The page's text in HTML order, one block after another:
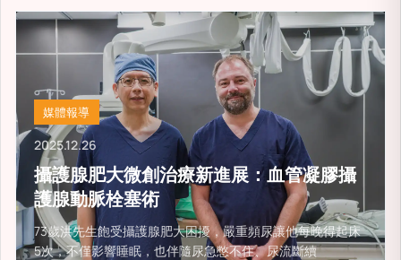
媒體報導
2025.12.26
攝護腺肥大微創治療新進展：血管凝膠攝
護腺動脈栓塞術
73歲洪先生飽受攝護腺肥大困擾，嚴重頻尿讓他每晚得起床
5次，不僅影響睡眠，也伴隨尿急憋不住、尿流斷續